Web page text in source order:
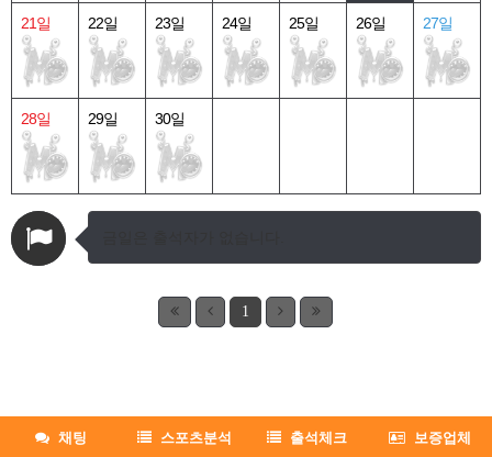
21일 22일 23일 24일 25일 26일 27일
28일 29일 30일
1
채팅 스포츠분석 출석체크 보증업체